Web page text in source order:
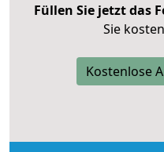
Füllen Sie jetzt das
Sie
Kostenlose